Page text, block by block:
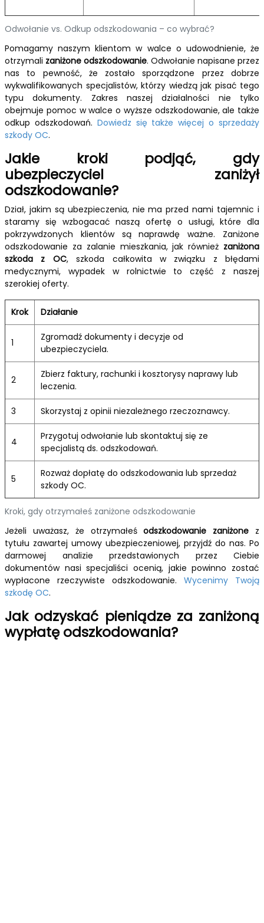
Odwołanie vs. Odkup odszkodowania – co wybrać?
Pomagamy naszym klientom w walce o udowodnienie, że
otrzymali zaniżone odszkodowanie. Odwołanie napisane przez
nas to pewność, że zostało sporządzone przez dobrze
wykwalifikowanych specjalistów, którzy wiedzą jak pisać tego
typu dokumenty. Zakres naszej działalności nie tylko
obejmuje pomoc w walce o wyższe odszkodowanie, ale także
odkup odszkodowań. Dowiedz się także więcej o sprzedaży
szkody OC.
Jakie kroki podjąć, gdy
ubezpieczyciel zaniżył
odszkodowanie?
Dział, jakim są ubezpieczenia, nie ma przed nami tajemnic i
staramy się wzbogacać naszą ofertę o usługi, które dla
pokrzywdzonych klientów są naprawdę ważne. Zaniżone
odszkodowanie za zalanie mieszkania, jak również zaniżona
szkoda z OC, szkoda całkowita w związku z błędami
medycznymi, wypadek w rolnictwie to część z naszej
szerokiej oferty.
Kroki, gdy otrzymałeś zaniżone odszkodowanie
Krok Działanie
1
Zgromadź dokumenty i decyzje od
ubezpieczyciela.
2
Zbierz faktury, rachunki i kosztorysy naprawy lub
leczenia.
3 Skorzystaj z opinii niezależnego rzeczoznawcy.
4
Przygotuj odwołanie lub skontaktuj się ze
specjalistą ds. odszkodowań.
5
Rozważ dopłatę do odszkodowania lub sprzedaż
szkody OC.
Jeżeli uważasz, że otrzymałeśodszkodowanie zaniżone z
tytułu zawartej umowy ubezpieczeniowej, przyjdź do nas. Po
darmowej analizie przedstawionych przez Ciebie
dokumentów nasi specjaliści ocenią, jakie powinno zostać
wypłacone rzeczywiste odszkodowanie. Wycenimy Twoją
szkodę OC.
Jak odzyskać pieniądze za zaniżoną
wypłatę odszkodowania?